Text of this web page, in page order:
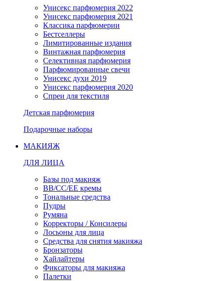
Унисекс парфюмерия 2022
Унисекс парфюмерия 2021
Классика парфюмерии
Бестселлеры
Лимитированные издания
Винтажная парфюмерия
Селективная парфюмерия
Парфюмированные свечи
Унисекс духи 2019
Унисекс парфюмерия 2020
Спреи для текстиля
Детская парфюмерия
Подарочные наборы
МАКИЯЖ
ДЛЯ ЛИЦА
Базы под макияж
BB/CC/EE кремы
Тональные средства
Пудры
Румяна
Корректоры / Консилеры
Лосьоны для лица
Средства для снятия макияжа
Бронзаторы
Хайлайтеры
Фиксаторы для макияжа
Палетки